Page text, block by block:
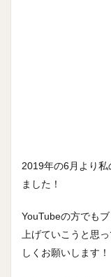
2019年の6月より私
ました！
YouTubeの方でも
上げていこうと思
しくお願いします！